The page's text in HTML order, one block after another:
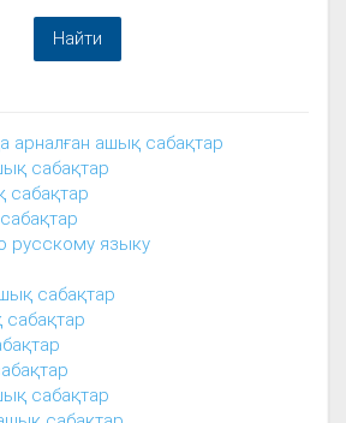
арналған ашық сабақтар
сабақтар
сабақтар
русскому языку
сабақтар
сабақтар